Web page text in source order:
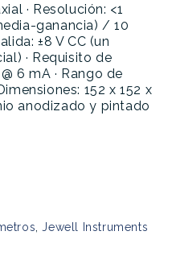
· Resolución: <1
ganancia) / 10
±8 V CC (un
· Requisito de
6 mA · Rango de
152 x 152 x
anodizado y pintado
Jewell Instruments